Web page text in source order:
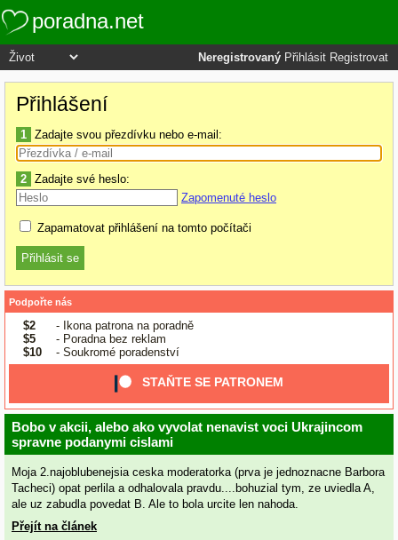
poradna.net
Neregistrovaný Přihlásit Registrovat
Přihlášení
1 Zadajte svou přezdívku nebo e-mail:
2 Zadajte své heslo:
Zapomenuté heslo
Zapamatovat přihlášení na tomto počítači
Podpořte nás
$2
- Ikona patrona na poradně
$5
- Poradna bez reklam
$10
- Soukromé poradenství
STAŇTE SE PATRONEM
Bobo v akcii, alebo ako vyvolat nenavist voci Ukrajincom
spravne podanymi cislami
Moja 2.najoblubenejsia ceska moderatorka (prva je jednoznacne Barbora
Tacheci) opat perlila a odhalovala pravdu....bohuzial tym, ze uviedla A,
ale uz zabudla povedat B. Ale to bola urcite len nahoda.
Přejít na článek